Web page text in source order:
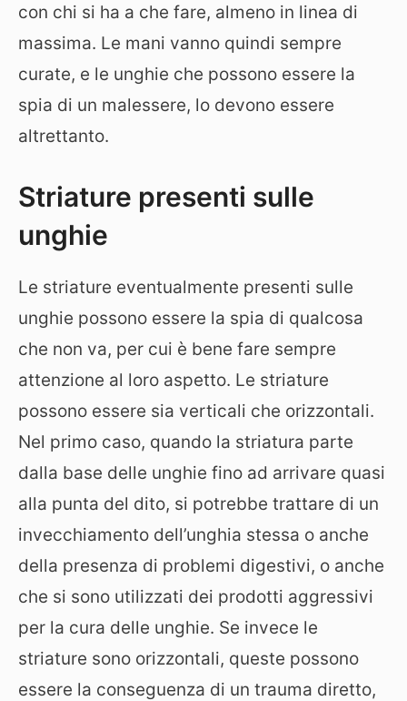
con chi si ha a che fare, almeno in linea di
massima. Le mani vanno quindi sempre
curate, e le unghie che possono essere la
spia di un malessere, lo devono essere
altrettanto.
Striature presenti sulle
unghie
Le striature eventualmente presenti sulle
unghie possono essere la spia di qualcosa
che non va, per cui è bene fare sempre
attenzione al loro aspetto. Le striature
possono essere sia verticali che orizzontali.
Nel primo caso, quando la striatura parte
dalla base delle unghie fino ad arrivare quasi
alla punta del dito, si potrebbe trattare di un
invecchiamento dell’unghia stessa o anche
della presenza di problemi digestivi, o anche
che si sono utilizzati dei prodotti aggressivi
per la cura delle unghie. Se invece le
striature sono orizzontali, queste possono
essere la conseguenza di un trauma diretto,